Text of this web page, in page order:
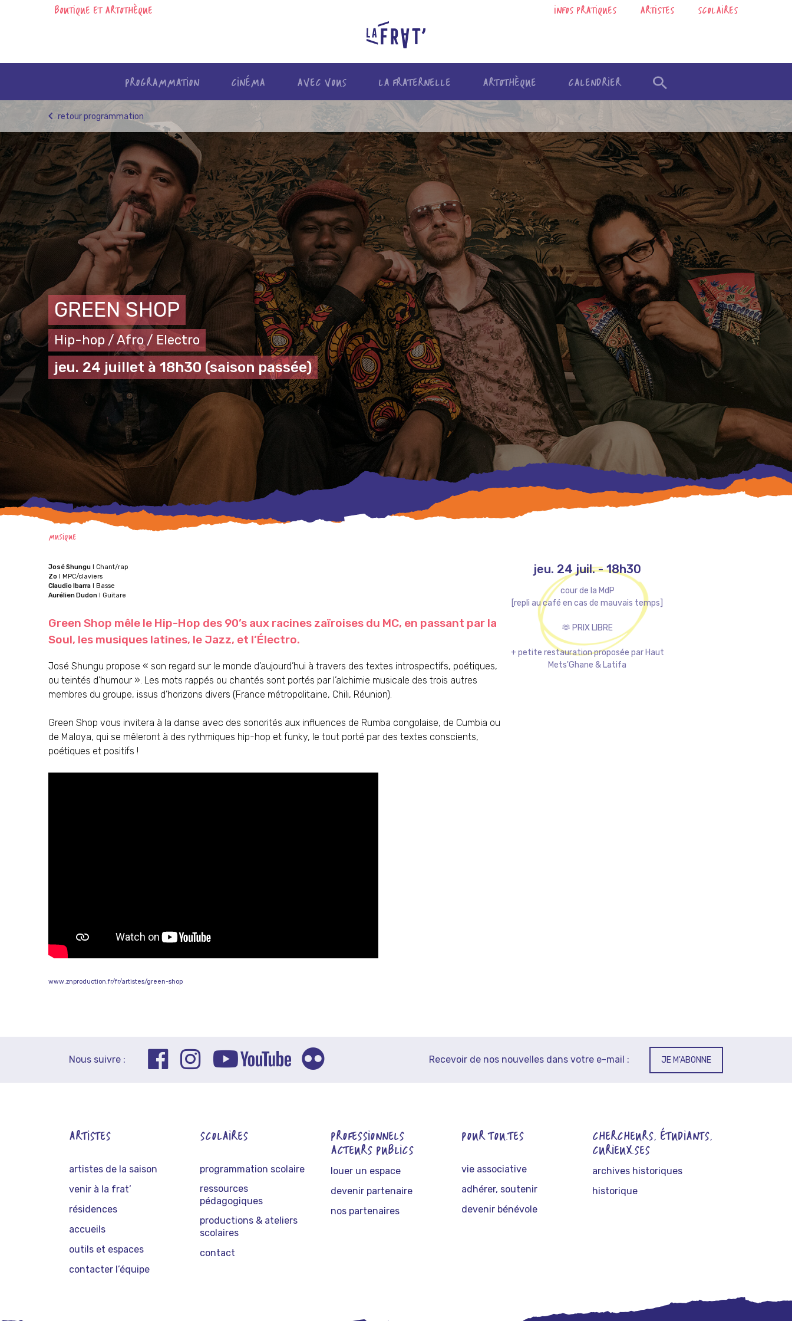
content
BOUTIQUE ET ARTOTHÈQUE INFOS PRATIQUES ARTISTES SCOLAIRES
PROGRAMMATION CINÉMA AVEC VOUS LA FRATERNELLE ARTOTHÈQUE CALENDRIER
retour programmation
GREEN SHOP
Hip-hop / Afro / Electro
jeu. 24 juillet à 18h30 (saison passée)
MUSIQUE
José Shungu I Chant/rap
Zo I MPC/claviers
Claudio Ibarra I Basse
Aurélien Dudon I Guitare
Green Shop mêle le Hip-Hop des 90’s aux racines zaïroises du MC, en passant par la
Soul, les musiques latines, le Jazz, et l’Électro.
José Shungu propose « son regard sur le monde d’aujourd’hui à travers des textes introspectifs, poétiques,
ou teintés d’humour ». Les mots rappés ou chantés sont portés par l’alchimie musicale des trois autres
membres du groupe, issus d’horizons divers (France métropolitaine, Chili, Réunion).
Green Shop vous invitera à la danse avec des sonorités aux influences de Rumba congolaise, de Cumbia ou
de Maloya, qui se mêleront à des rythmiques hip-hop et funky, le tout porté par des textes conscients,
poétiques et positifs !
www.znproduction.fr/fr/artistes/green-shop
jeu. 24 juil.-18h30
cour de la MdP
[repli au café en cas de mauvais temps]
🫶 PRIX LIBRE
+ petite restauration proposée par Haut
Mets'Ghane & Latifa
Nous suivre : Recevoir de nos nouvelles dans votre e-mail : JE M'ABONNE
ARTISTES
artistes de la saison
venir à la frat’
résidences
accueils
outils et espaces
contacter l’équipe
SCOLAIRES
programmation scolaire
ressources
pédagogiques
productions & ateliers
scolaires
contact
PROFESSIONNELS
ACTEURS PUBLICS
louer un espace
devenir partenaire
nos partenaires
POUR TOU.TES
vie associative
adhérer, soutenir
devenir bénévole
CHERCHEURS, ÉTUDIANTS,
CURIEUX.SES
archives historiques
historique